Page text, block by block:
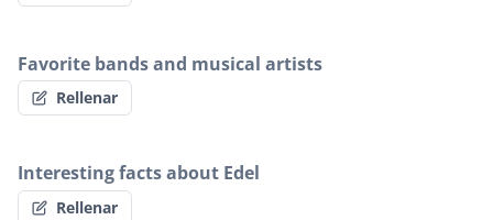
Favorite bands and musical artists
Rellenar
Interesting facts about Edel
Rellenar